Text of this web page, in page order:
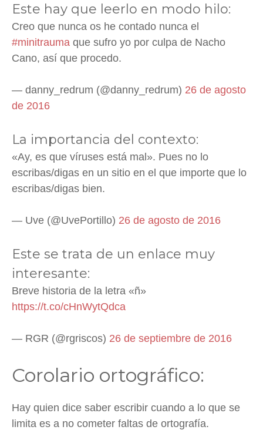
Este hay que leerlo en modo hilo:
Creo que nunca os he contado nunca el
#minitrauma que sufro yo por culpa de Nacho
Cano, así que procedo.
— danny_redrum (@danny_redrum) 26 de agosto
de 2016
La importancia del contexto:
«Ay, es que víruses está mal». Pues no lo
escribas/digas en un sitio en el que importe que lo
escribas/digas bien.
— Uve (@UvePortillo) 26 de agosto de 2016
Este se trata de un enlace muy
interesante:
Breve historia de la letra «ñ»
https://t.co/cHnWytQdca
— RGR (@rgriscos) 26 de septiembre de 2016
Corolario ortográfico:
Hay quien dice saber escribir cuando a lo que se
limita es a no cometer faltas de ortografía.